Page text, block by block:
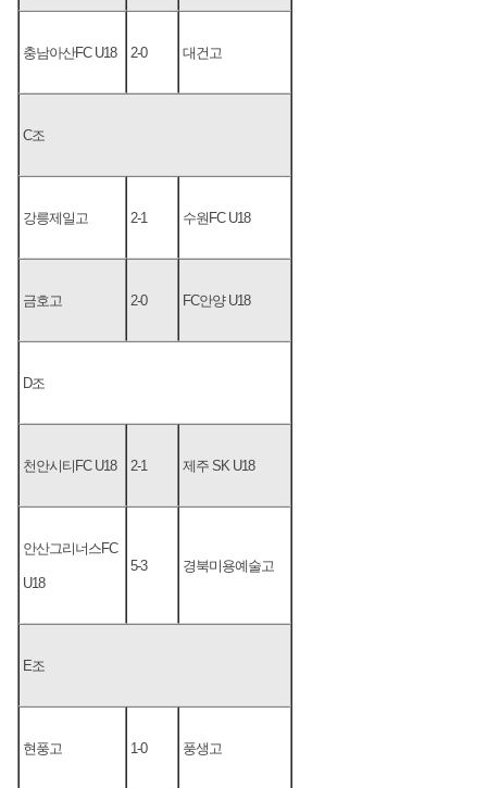
충남아산FC U18 2-0 대건고
C조
강릉제일고 2-1 수원FC U18
금호고 2-0 FC안양 U18
D조
천안시티FC U18 2-1 제주 SK U18
안산그리너스FC
U18
5-3 경북미용예술고
E조
현풍고 1-0 풍생고